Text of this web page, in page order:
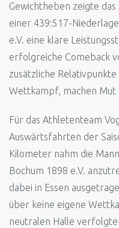
Gewichtheben zeigte
einer 439:517-
e.V. eine klare
erfolgreiche Comeback
zusätzliche
Wettkampf, machen
Für das Athletenteam
Auswärtsfahrten der
Kilometer nahm die
Bochum 1898 e.V.
dabei in Essen
über keine eigene
neutralen Halle